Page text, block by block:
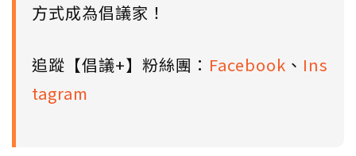
方式成為倡議家！
追蹤【倡議+】粉絲團： Facebook 、 Ins
tagram